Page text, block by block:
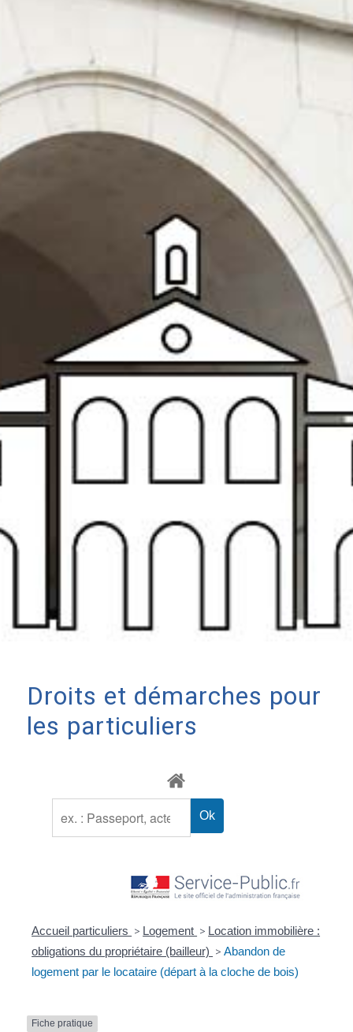
Droits et démarches pour
les particuliers
Accueil particuliers > Logement > Location immobilière :
obligations du propriétaire (bailleur) > Abandon de
logement par le locataire (départ à la cloche de bois)
Fiche pratique